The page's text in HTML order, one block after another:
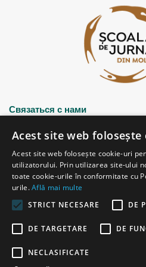
Связаться с нами
Strada Șciusev, 53
2012 Chișinău, Republica Moldova
tel: (+373 22) 213652, 227539
fax: (+373 22) 226681
Email: redactia@ijc.md
Acest site web folosește
Acest site web folosește cookie-uri
utilizatorului. Prin utilizarea site-ului
toate cookie-urile în conformitate cu
urile.Află mai multe
STRICT NECESARE
DE
DE TARGETARE DE
NECLASIFICATE